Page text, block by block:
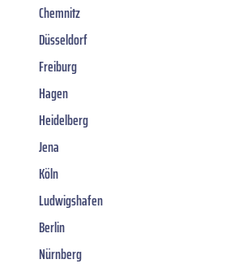
Chemnitz
Düsseldorf
Freiburg
Hagen
Heidelberg
Jena
Köln
Ludwigshafen
Berlin
Nürnberg